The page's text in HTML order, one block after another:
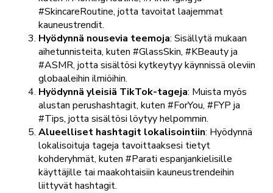
#SkincareRoutine, jotta tavoitat laajemmat
kauneustrendit.
Hyödynnä nousevia teemoja: Sisällytä mukaan
aihetunnisteita, kuten #GlassSkin, #KBeauty ja
#ASMR, jotta sisältösi kytkeytyy käynnissä oleviin
globaaleihin ilmiöihin.
Hyödynnä yleisiä TikTok-tageja: Muista myös
alustan perushashtagit, kuten #ForYou, #FYP ja
#Tips, jotta sisältösi löytyy helpommin.
Alueelliset hashtagit lokalisointiin: Hyödynnä
lokalisoituja tageja tavoittaaksesi tietyt
kohderyhmät, kuten #Parati espanjankielisille
käyttäjille tai maakohtaisiin kauneustrendeihin
liittyvät hashtagit.